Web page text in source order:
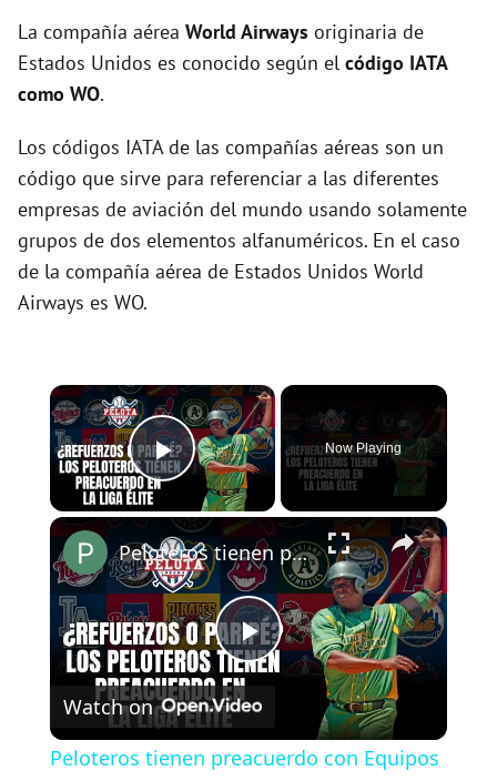
La compañía aérea World Airways originaria de
Estados Unidos es conocido según el código IATA
como WO.
Los códigos IATA de las compañías aéreas son un
código que sirve para referenciar a las diferentes
empresas de aviación del mundo usando solamente
grupos de dos elementos alfanuméricos. En el caso
de la compañía aérea de Estados Unidos World
Airways es WO.
×
Play Video
Now Playing
×
P
Peloteros tienen preacuerdo con Equipos de la Liga Élite
Watch on
Peloteros tienen preacuerdo con Equipos